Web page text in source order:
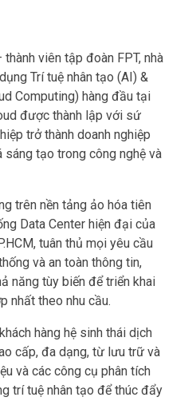
thành viên tập đoàn FPT, nhà
Trí tuệ nhân tạo (AI) &
Computing) hàng đầu tại
được thành lập với sứ
trở thành doanh nghiệp
sáng tạo trong công nghệ và
trên nền tảng ảo hóa tiên
Data Center hiện đại của
tuân thủ mọi yêu cầu
và an toàn thông tin,
năng tùy biến để triển khai
nhất theo nhu cầu.
hàng hệ sinh thái dịch
cấp, đa dạng, từ lưu trữ và
và các công cụ phân tích
trí tuệ nhân tạo để thúc đẩy